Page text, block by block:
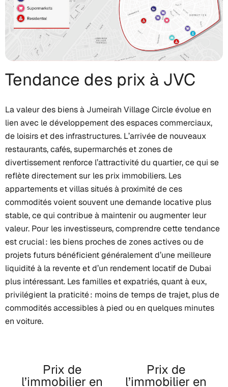
Tendance des prix à JVC
La valeur des biens à Jumeirah Village Circle évolue en
lien avec le développement des espaces commerciaux,
de loisirs et des infrastructures. L’arrivée de nouveaux
restaurants, cafés, supermarchés et zones de
divertissement renforce l’attractivité du quartier, ce qui se
reflète directement sur les prix immobiliers. Les
appartements et villas situés à proximité de ces
commodités voient souvent une demande locative plus
stable, ce qui contribue à maintenir ou augmenter leur
valeur. Pour les investisseurs, comprendre cette tendance
est crucial : les biens proches de zones actives ou de
projets futurs bénéficient généralement d’une meilleure
liquidité à la revente et d’un rendement locatif de Dubai
plus intéressant. Les familles et expatriés, quant à eux,
privilégient la praticité : moins de temps de trajet, plus de
commodités accessibles à pied ou en quelques minutes
en voiture.
Prix de
l’immobilier en
Prix de
l’immobilier en